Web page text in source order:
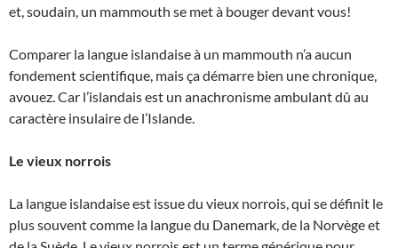
et, soudain, un mammouth se met à bouger devant vous!
Comparer la langue islandaise à un mammouth n’a aucun
fondement scientifique, mais ça démarre bien une chronique,
avouez. Car l’islandais est un anachronisme ambulant dû au
caractère insulaire de l’Islande.
Le vieux norrois
La langue islandaise est issue du vieux norrois, qui se définit le
plus souvent comme la langue du Danemark, de la Norvège et